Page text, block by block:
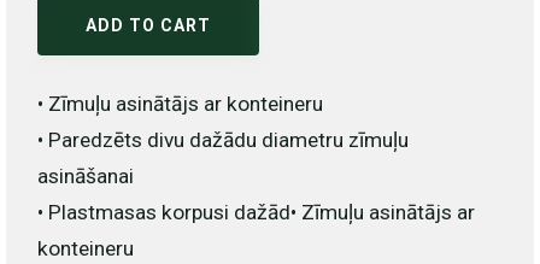
ADD TO CART
• Zīmuļu asinātājs ar konteineru
• Paredzēts divu dažādu diametru zīmuļu
asināšanai
• Plastmasas korpusi dažād• Zīmuļu asinātājs ar
konteineru